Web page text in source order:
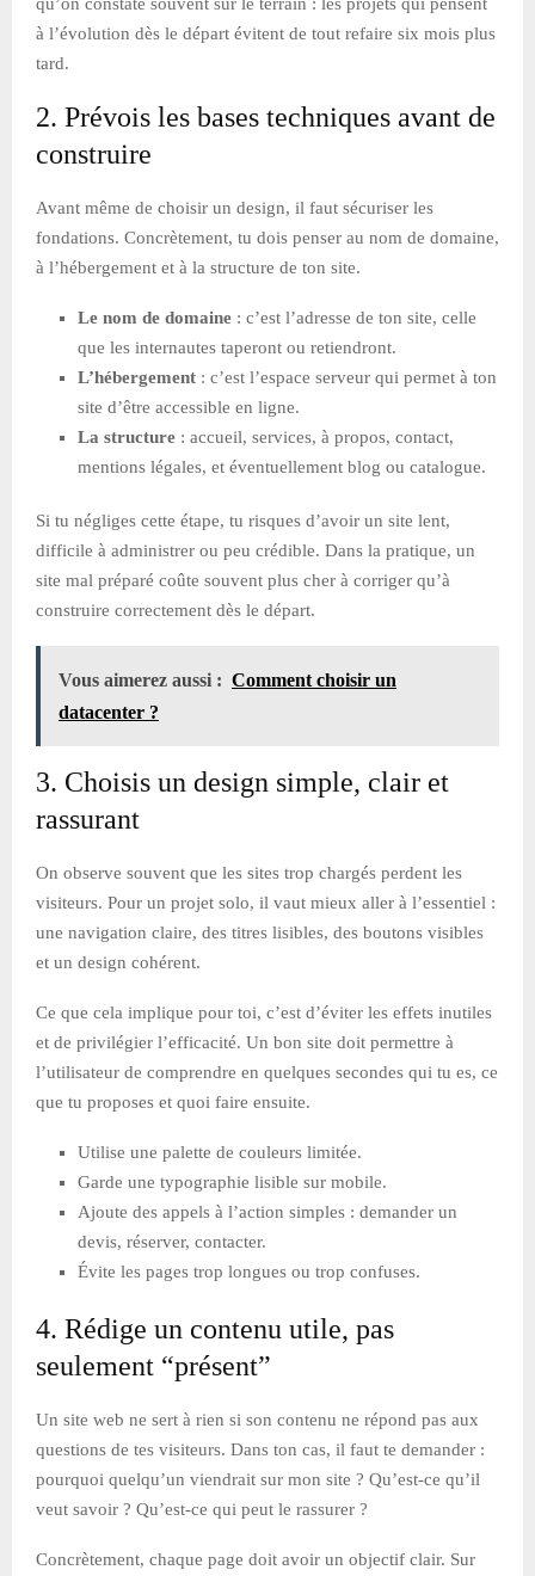
à l’évolution dès le départ évitent de tout refaire six mois plus
tard.
2. Prévois les bases techniques avant de
construire
Avant même de choisir un design, il faut sécuriser les
fondations. Concrètement, tu dois penser au nom de domaine,
à l’hébergement et à la structure de ton site.
Le nom de domaine : c’est l’adresse de ton site, celle
que les internautes taperont ou retiendront.
L’hébergement : c’est l’espace serveur qui permet à ton
site d’être accessible en ligne.
La structure : accueil, services, à propos, contact,
mentions légales, et éventuellement blog ou catalogue.
Si tu négliges cette étape, tu risques d’avoir un site lent,
difficile à administrer ou peu crédible. Dans la pratique, un
site mal préparé coûte souvent plus cher à corriger qu’à
construire correctement dès le départ.
Vous aimerez aussi : Comment choisir un
datacenter ?
3. Choisis un design simple, clair et
rassurant
On observe souvent que les sites trop chargés perdent les
visiteurs. Pour un projet solo, il vaut mieux aller à l’essentiel :
une navigation claire, des titres lisibles, des boutons visibles
et un design cohérent.
Ce que cela implique pour toi, c’est d’éviter les effets inutiles
et de privilégier l’efficacité. Un bon site doit permettre à
l’utilisateur de comprendre en quelques secondes qui tu es, ce
que tu proposes et quoi faire ensuite.
Utilise une palette de couleurs limitée.
Garde une typographie lisible sur mobile.
Ajoute des appels à l’action simples : demander un
devis, réserver, contacter.
Évite les pages trop longues ou trop confuses.
4. Rédige un contenu utile, pas
seulement “présent”
Un site web ne sert à rien si son contenu ne répond pas aux
questions de tes visiteurs. Dans ton cas, il faut te demander :
pourquoi quelqu’un viendrait sur mon site ? Qu’est-ce qu’il
veut savoir ? Qu’est-ce qui peut le rassurer ?
Concrètement, chaque page doit avoir un objectif clair. Sur